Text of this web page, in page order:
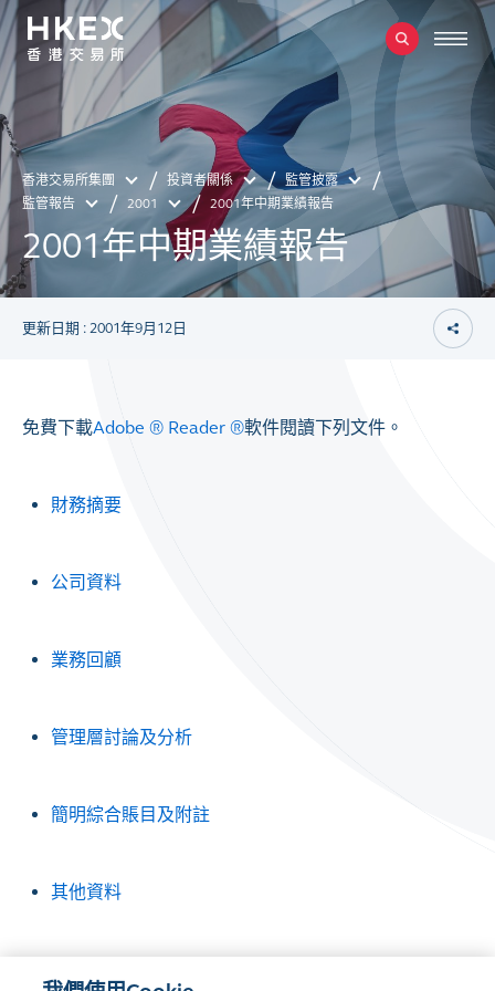
香港交易所集團 投資者關係
監管披露
監管報告
2001 2001年中期業績報告
2001年中期業績報告
更新日期 : 2001年9月12日
免費下載Adobe ® Reader ®軟件閱讀下列文件。
財務摘要
公司資料
業務回顧
管理層討論及分析
簡明綜合賬目及附註
其他資料